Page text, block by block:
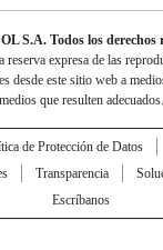
S.A. Todos los derechos
expresa de las
desde este sitio web a
medios que resulten adecuados.
de Protección de Datos
Transparencia
Escríbanos